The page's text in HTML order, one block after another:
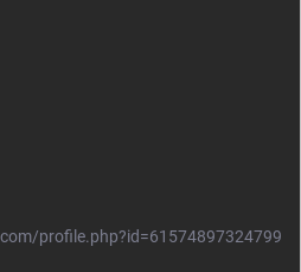
profile.php?id=61574897324799